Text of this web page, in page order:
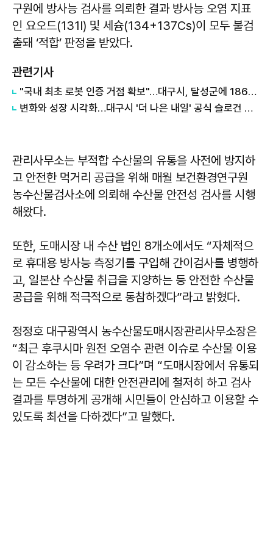
구원에 방사능 검사를 의뢰한 결과 방사능 오염 지표
인 요오드(131I) 및 세슘(134+137Cs)이 모두 불검
출돼 ‘적합’ 판정을 받았다.
관련기사
"국내 최초 로봇 인증 거점 확보"…대구시, 달성군에 186억 투입해 휴머노이드 센터 구축
변화와 성장 시각화…대구시 '더 나은 내일' 공식 슬로건 디자인 공개
관리사무소는 부적합 수산물의 유통을 사전에 방지하
고 안전한 먹거리 공급을 위해 매월 보건환경연구원
농수산물검사소에 의뢰해 수산물 안전성 검사를 시행
해왔다.
또한, 도매시장 내 수산 법인 8개소에서도 “자체적으
로 휴대용 방사능 측정기를 구입해 간이검사를 병행하
고, 일본산 수산물 취급을 지양하는 등 안전한 수산물
공급을 위해 적극적으로 동참하겠다”라고 밝혔다.
정정호 대구광역시 농수산물도매시장관리사무소장은
“최근 후쿠시마 원전 오염수 관련 이슈로 수산물 이용
이 감소하는 등 우려가 크다”며 “도매시장에서 유통되
는 모든 수산물에 대한 안전관리에 철저히 하고 검사
결과를 투명하게 공개해 시민들이 안심하고 이용할 수
있도록 최선을 다하겠다”고 말했다.